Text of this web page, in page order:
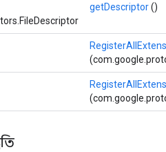
getDescriptor()